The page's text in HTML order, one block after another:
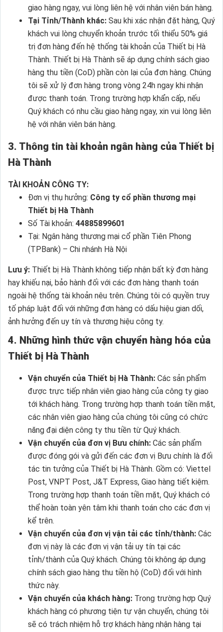
giao hàng ngay, vui lòng liên hệ với nhân viên bán hàng.
Tại Tỉnh/Thành khác: Sau khi xác nhận đặt hàng, Quý
khách vui lòng chuyển khoản trước tối thiểu 50% giá
trị đơn hàng đến hệ thống tài khoản của Thiết bị Hà
Thành. Thiết bị Hà Thành sẽ áp dụng chính sách giao
hàng thu tiền (CoD) phần còn lại của đơn hàng. Chúng
tôi sẽ xử lý đơn hàng trong vòng 24h ngay khi nhận
được thanh toán. Trong trường hợp khẩn cấp, nếu
Quý khách có nhu cầu giao hàng ngay, xin vui lòng liên
hệ với nhân viên bán hàng.
3. Thông tin tài khoản ngân hàng của Thiết bị
Hà Thành
TÀI KHOẢN CÔNG TY:
Đơn vị thụ hưởng: Công ty cổ phần thương mại
Thiết bị Hà Thành
Số Tài khoản: 44885899601
Tại: Ngân hàng thương mại cổ phần Tiên Phong
(TPBank) – Chi nhánh Hà Nội
Lưu ý: Thiết bị Hà Thành không tiếp nhận bất kỳ đơn hàng
hay khiếu nại, bảo hành đối với các đơn hàng thanh toán
ngoài hệ thống tài khoản nêu trên. Chúng tôi có quyền truy
tố pháp luật đối với những đơn hàng có dấu hiệu gian dối,
ảnh hưởng đến uy tín và thương hiệu công ty.
4. Những hình thức vận chuyển hàng hóa của
Thiết bị Hà Thành
Vận chuyển của Thiết bị Hà Thành: Các sản phẩm
được trực tiếp nhân viên giao hàng của công ty giao
tới khách hàng. Trong trường hợp thanh toán tiền mặt,
các nhân viên giao hàng của chúng tôi cũng có chức
năng đại diện công ty thu tiền từ Quý khách.
Vận chuyển của đơn vị Bưu chính: Các sản phẩm
được đóng gói và gửi đến các đơn vị Bưu chính là đối
tác tin tưởng của Thiết bị Hà Thành. Gồm có: Viettel
Post, VNPT Post, J&T Express, Giao hàng tiết kiệm.
Trong trường hợp thanh toán tiền mặt, Quý khách có
thể hoàn toàn yên tâm khi thanh toán cho các đơn vị
kể trên.
Vận chuyển của đơn vị vận tải các tỉnh/thành: Các
đơn vị này là các đơn vị vận tải uy tín tại các
tỉnh/thành của Quý khách. Chúng tôi không áp dụng
chính sách giao hàng thu tiền hộ (CoD) đối với hình
thức này.
Vận chuyển của khách hàng: Trong trường hợp Quý
khách hàng có phương tiện tự vận chuyển, chúng tôi
sẽ có trách nhiệm hỗ trợ khách hàng nhận hàng tại